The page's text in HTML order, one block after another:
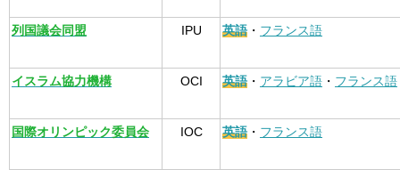
列国議会同盟 IPU 英語 ・ フランス語
イスラム協力機構 OCI 英語 ・ アラビア語 ・ フランス語
国際オリンピック委員会 IOC 英語 ・ フランス語